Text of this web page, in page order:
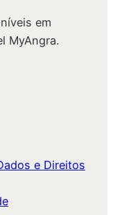
em
MyAngra.
e Direitos